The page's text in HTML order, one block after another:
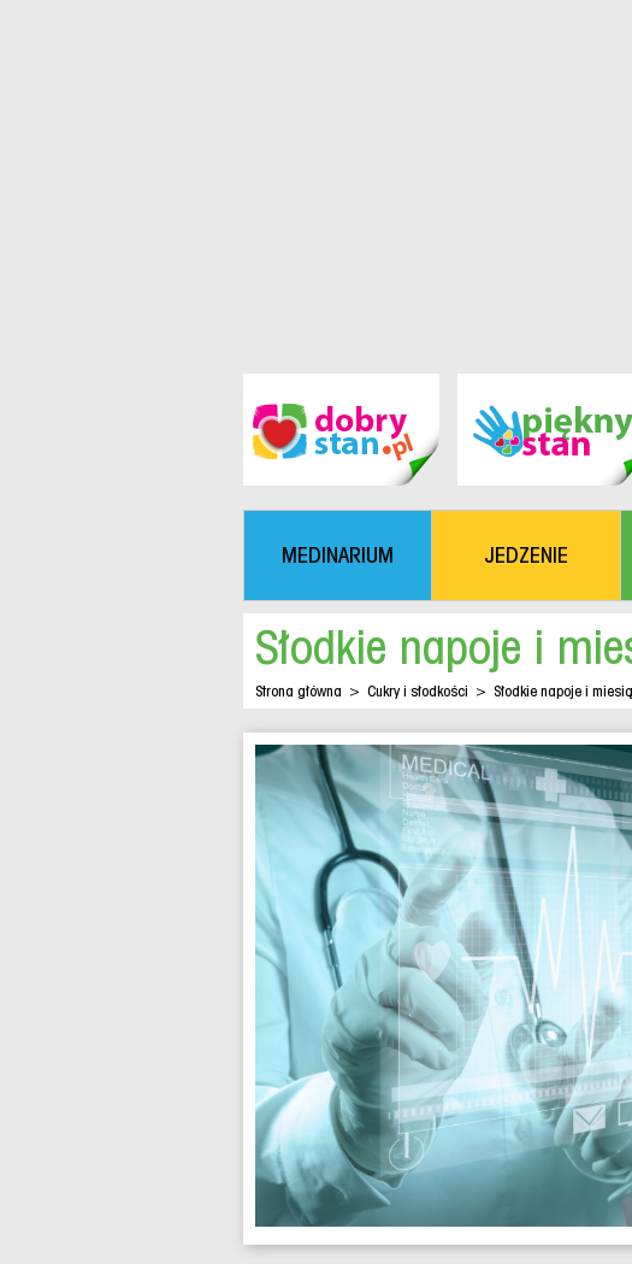
MEDINARIUM JEDZENIE
Słodkie napoje i
Strona główna > Cukry i słodkości > Słodkie napoje i